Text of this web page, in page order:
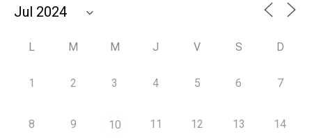
L M M J V S D
1 2 3 4 5 6 7
8 9 10 11 12 13 14